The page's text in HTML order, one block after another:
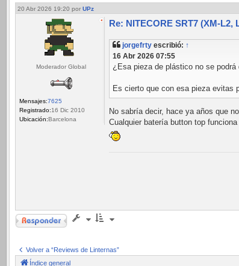
20 Abr 2026 19:20 por UPz
Moderador Global
Mensajes:7625
Registrado:16 Dic 2010
Ubicación:Barcelona
Re: NITECORE SRT7 (XM-L2,
jorgefrty escribió: ↑
16 Abr 2026 07:55
¿Esa pieza de plástico no se podrá
Es cierto que con esa pieza evitas
No sabría decir, hace ya años que
Cualquier batería button top
Responder
Volver a “Reviews de Linternas”
Índice general